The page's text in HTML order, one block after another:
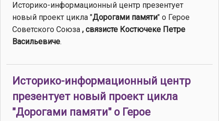
Историко-информационный центр презентует
новый проект цикла "Дорогами памяти" о Герое
Советского Союза , связисте Костючеке Петре
Васильевиче.
Историко-информационный центр
презентует новый проект цикла
"Дорогами памяти" о Герое